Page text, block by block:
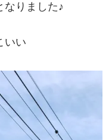
なりました♪
いい